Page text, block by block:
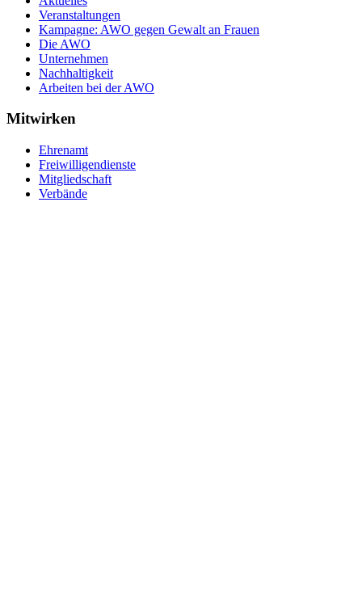
Veranstaltungen
Kampagne: AWO gegen Gewalt an Frauen
Die AWO
Unternehmen
Nachhaltigkeit
Arbeiten bei der AWO
Mitwirken
Ehrenamt
Freiwilligendienste
Mitgliedschaft
Verbände